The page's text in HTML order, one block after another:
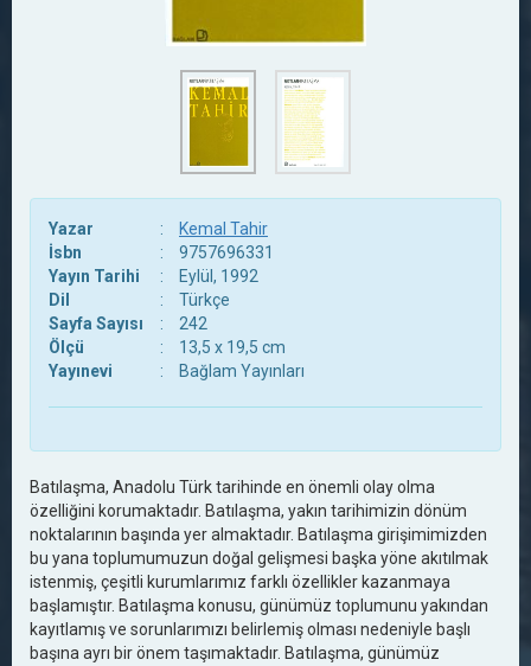
Yazar :
Kemal Tahir
İsbn
:
9757696331
Yayın Tarihi
:
Eylül, 1992
Dil
:
Türkçe
Sayfa Sayısı
:
242
Ölçü
:
13,5 x 19,5 cm
Yayınevi
: Bağlam Yayınları
Batılaşma, Anadolu Türk tarihinde en önemli olay olma
özelliğini korumaktadır. Batılaşma, yakın tarihimizin dönüm
noktalarının başında yer almaktadır. Batılaşma girişimimizden
bu yana toplumumuzun doğal gelişmesi başka yöne akıtılmak
istenmiş, çeşitli kurumlarımız farklı özellikler kazanmaya
başlamıştır. Batılaşma konusu, günümüz toplumunu yakından
kayıtlamış ve sorunlarımızı belirlemiş olması nedeniyle başlı
başına ayrı bir önem taşımaktadır. Batılaşma, günümüz